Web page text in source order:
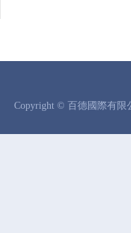
Copyright © 百德國際有限